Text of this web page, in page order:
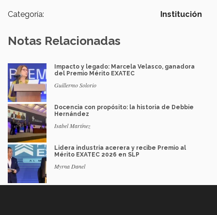
Categoría: Institución
Notas Relacionadas
Impacto y legado: Marcela Velasco, ganadora
del Premio Mérito EXATEC
Guillermo Solorio
Docencia con propósito: la historia de Debbie
Hernández
Isabel Martínez
Lidera industria acerera y recibe Premio al
Mérito EXATEC 2026 en SLP
Myrna Danel